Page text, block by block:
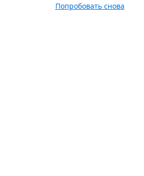
Попробовать снова